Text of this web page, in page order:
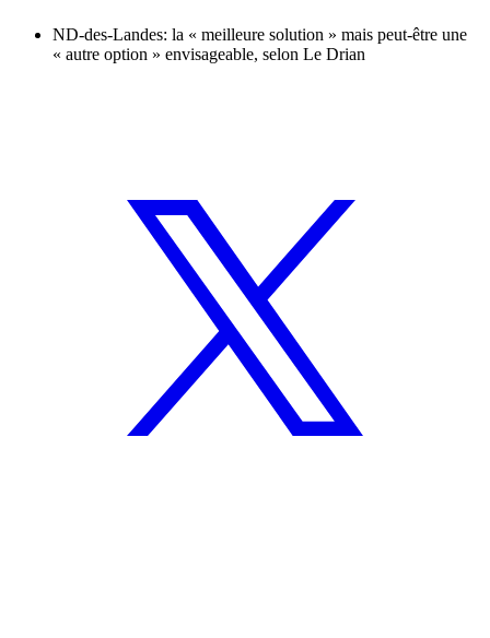
ND-des-Landes: la « meilleure solution » mais peut-être une
« autre option » envisageable, selon Le Drian